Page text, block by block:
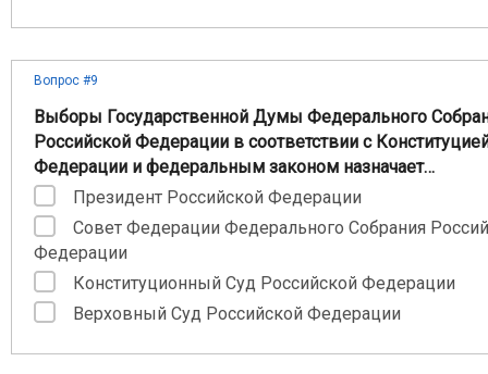
Вопрос #9
Выборы Государственной Думы Федерального
Российской Федерации в соответствии с
Федерации и федеральным законом назначает…
Президент Российской Федерации
Совет Федерации Федерального Собрания
Федерации
Конституционный Суд Российской Федерации
Верховный Суд Российской Федерации